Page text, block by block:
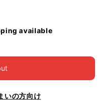
available
いの方向け